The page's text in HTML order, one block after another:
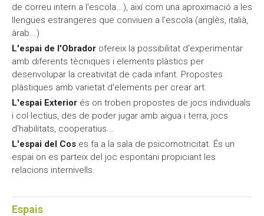
de correu intern a l'escola...), així com una aproximació a les
llengües estrangeres que conviuen a l'escola (anglès, italià,
àrab...)
L'espai de l'Obrador ofereix la possibilitat d'experimentar
amb diferents tècniques i elements plàstics per
desenvolupar la creativitat de cada infant. Propostes
plàstiques amb varietat d'elements per crear art.
L'espai Exterior és on troben propostes de jocs individuals
i col·lectius, des de poder jugar amb aigua i terra, jocs
d'habilitats, cooperatius...
L'espai del Cos es fa a la sala de psicomotricitat. És un
espai on es parteix del joc espontani propiciant les
relacions internivells.
Espais